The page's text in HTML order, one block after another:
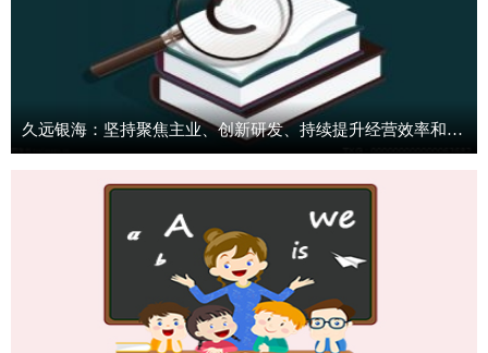
久远银海：坚持聚焦主业、创新研发、持续提升经营效率和盈利能力-每日焦点